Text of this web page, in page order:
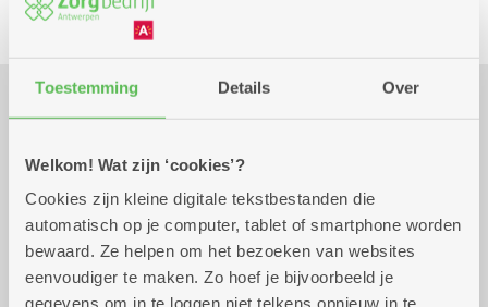
Toestemming Details Over
Welkom! Wat zijn ‘cookies’?
Cookies zijn kleine digitale tekstbestanden die
automatisch op je computer, tablet of smartphone worden
bewaard. Ze helpen om het bezoeken van websites
eenvoudiger te maken. Zo hoef je bijvoorbeeld je
gegevens om in te loggen niet telkens opnieuw in te
Tweewekelijks op donderdag
tot 1 juni 2028
14.00 uur tot
17.00 uur
1 euro per kaart / 4 euro voor een boekje
1ste en 3de donderdag